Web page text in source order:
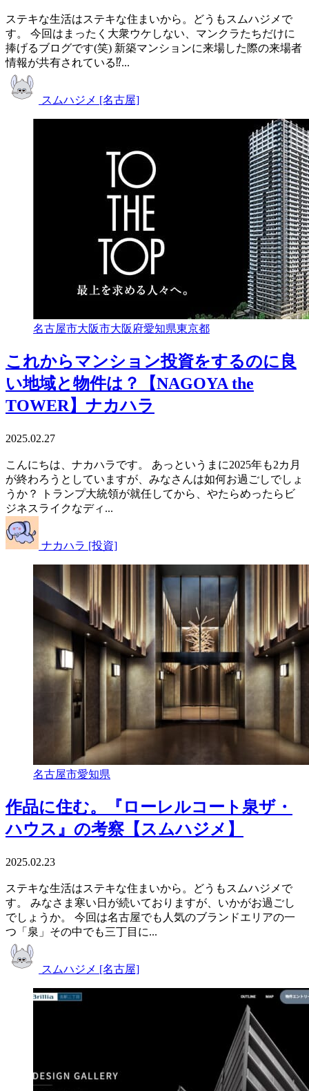
ステキな生活はステキな住まいから。どうもスムハジメで
す。 今回はまったく大衆ウケしない、マンクラたちだけに
捧げるブログです(笑) 新築マンションに来場した際の来場者
情報が共有されている⁉...
スムハジメ [名古屋]
名古屋市大阪市大阪府愛知県東京都
これからマンション投資をするのに良
い地域と物件は？【NAGOYA the
TOWER】ナカハラ
2025.02.27
こんにちは、ナカハラです。 あっというまに2025年も2カ月
が終わろうとしていますが、みなさんは如何お過ごしでしょ
うか？ トランプ大統領が就任してから、やたらめったらビ
ジネスライクなディ...
ナカハラ [投資]
名古屋市愛知県
作品に住む。『ローレルコート泉ザ・
ハウス』の考察【スムハジメ】
2025.02.23
ステキな生活はステキな住まいから。どうもスムハジメで
す。 みなさま寒い日が続いておりますが、いかがお過ごし
でしょうか。 今回は名古屋でも人気のブランドエリアの一
つ「泉」その中でも三丁目に...
スムハジメ [名古屋]